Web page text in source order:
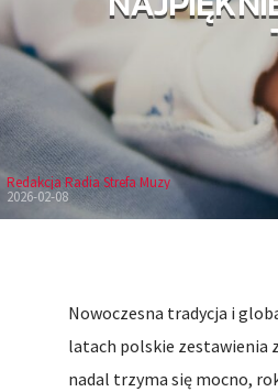
Redakcja Radia Strefa Muzy
2026-02-08
Nowoczesna tradycja i
latach polskie zestawienia
nadal trzyma się mocno,